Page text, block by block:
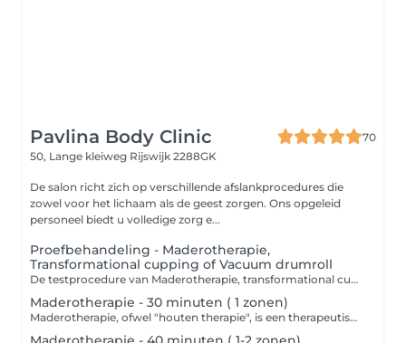
Pavlina Body Clinic
70
50, Lange kleiweg Rijswijk 2288GK
De salon richt zich op verschillende afslankprocedures die
zowel voor het lichaam als de geest zorgen. Ons opgeleid
personeel biedt u volledige zorg e...
Proefbehandeling - Maderotherapie,
Transformational cupping of Vacuum drumroll
De testprocedure van Maderotherapie, transformational cupping of vacuum drumroll omvat een consult van 10 minuten en een massage van 40 minuten. Tijdens het consult maakt de therapeut kennis met uw behoeften en doelen. Daarna volgt een massage van 40 minuten, Contra-indicaties MADEROTHERAPIE,CUPPING,VACUUM DRUMROLL: Hartziekten Acute ontstekingen en infecties Huidziekten Spataderen en vaatziekten Hoge bloeddruk Zwangerschap Borstvoeding Tumoren en kanker Aandoeningen van het lymfestelsel Acute rug- of spierpijn Chronische of auto-immuunziekten
Maderotherapie - 30 minuten ( 1 zonen)
Maderotherapie, ofwel "houten therapie", is een therapeutische methode die gebruik maakt van speciale houten instrumenten voor massage en stimulatie van verschillende delen van het lichaam. Deze methode komt uit Colombia en staat bekend om zijn voordelen voor gezondheid en esthetiek. Contra-indicaties: Acute ontstekingen en infecties Huidziekten Spataderen en vaatziekten Hoge bloeddruk Zwangerschap Borstvoeding Tumoren en kanker Aandoeningen van het lymfestelsel Acute rug- of spierpijn Chronische of auto-immuunziekten